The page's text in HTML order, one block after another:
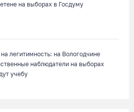
на выборах в Госдуму
легитимность: на Вологодчине
наблюдатели на выборах
учебу